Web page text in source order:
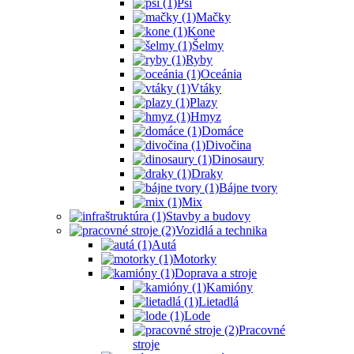
Psi
Mačky
Kone
Šelmy
Ryby
Oceánia
Vtáky
Plazy
Hmyz
Domáce
Divočina
Dinosaury
Draky
Bájne tvory
Mix
Stavby a budovy
Vozidlá a technika
Autá
Motorky
Doprava a stroje
Kamióny
Lietadlá
Lode
Pracovné
stroje